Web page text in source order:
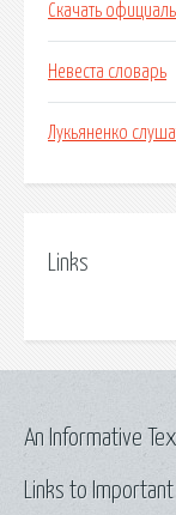
Скачать
Невеста словарь
Лукьяненко
Links
Links to
An Informative